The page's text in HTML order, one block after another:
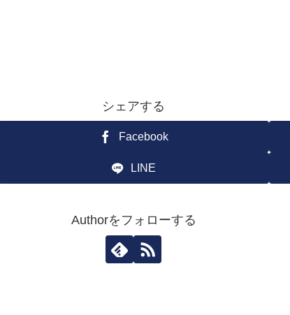
シェアする
Facebook
LINE
Authorをフォローする